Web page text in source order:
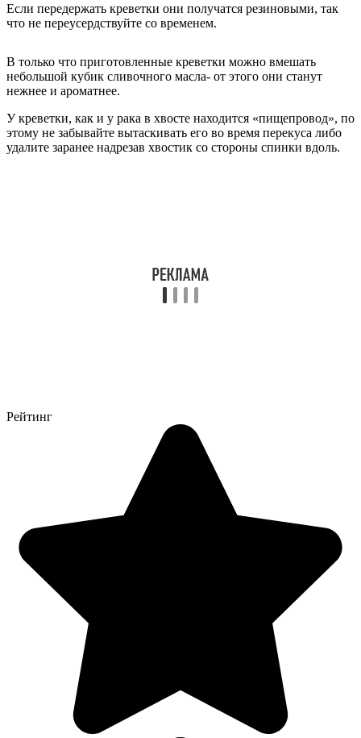
Если передержать креветки они получатся резиновыми, так
что не переусердствуйте со временем.
В только что приготовленные креветки можно вмешать
небольшой кубик сливочного масла- от этого они станут
нежнее и ароматнее.
У креветки, как и у рака в хвосте находится «пищепровод», по
этому не забывайте вытаскивать его во время перекуса либо
удалите заранее надрезав хвостик со стороны спинки вдоль.
Рейтинг